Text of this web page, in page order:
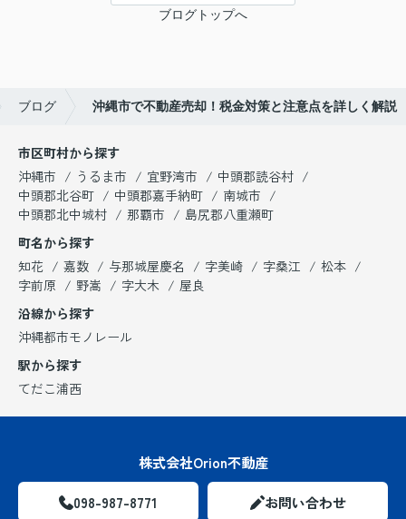
ブログトップへ
ブログ 沖縄市で不動産売却！税金対策と注意点を詳しく解説
市区町村から探す
沖縄市
うるま市 宜野湾市
中頭郡読谷村
中頭郡北谷町
中頭郡嘉手納町
南城市
中頭郡北中城村
那覇市
島尻郡八重瀬町
町名から探す
知花
嘉数 与那城屋慶名 字美崎 字桑江
松本
字前原
野嵩 字大木
屋良
沿線から探す
沖縄都市モノレール
駅から探す
てだこ浦西
株式会社Orion不動産
098-987-8771 お問い合わせ